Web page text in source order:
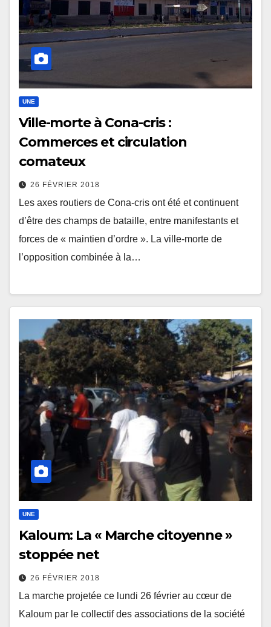
UNE
Ville-morte à Cona-cris :
Commerces et circulation
comateux
26 FÉVRIER 2018
Les axes routiers de Cona-cris ont été et continuent
d’être des champs de bataille, entre manifestants et
forces de « maintien d’ordre ». La ville-morte de
l’opposition combinée à la…
UNE
Kaloum: La « Marche citoyenne »
stoppée net
26 FÉVRIER 2018
La marche projetée ce lundi 26 février au cœur de
Kaloum par le collectif des associations de la société